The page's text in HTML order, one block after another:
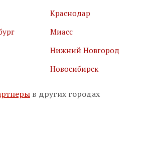
использования сайта
политикой обработки персональных
Подписаться
Краснодар
Миасс
Нижний Новгород
Новосибирск
в других городах